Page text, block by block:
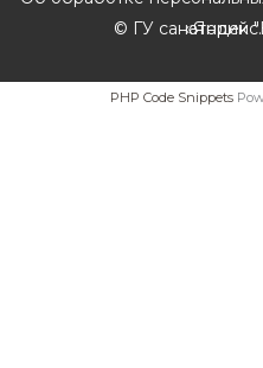
© ГУ санаторий
PHP Code Snippets